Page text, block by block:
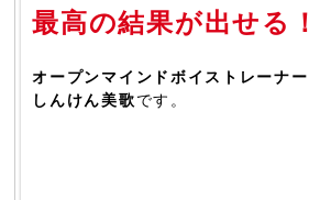
最高の結果が出せる！
オープンマインドボイストレーナー
しんけん美歌です。